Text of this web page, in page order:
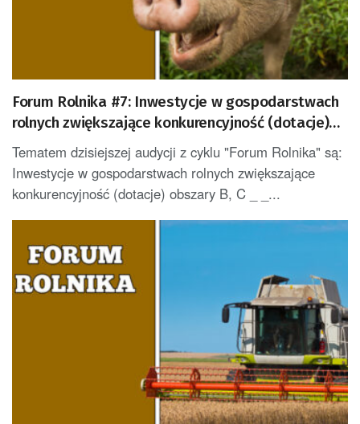
Forum Rolnika #7: Inwestycje w gospodarstwach
rolnych zwiększające konkurencyjność (dotacje)
obszary B, C
Tematem dzisiejszej audycji z cyklu "Forum Rolnika" są:
Inwestycje w gospodarstwach rolnych zwiększające
konkurencyjność (dotacje) obszary B, C _ _...